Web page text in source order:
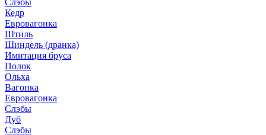
Слэбы
Кедр
Евровагонка
Штиль
Шиндель (дранка)
Имитация бруса
Полок
Ольха
Вагонка
Евровагонка
Слэбы
Дуб
Слэбы